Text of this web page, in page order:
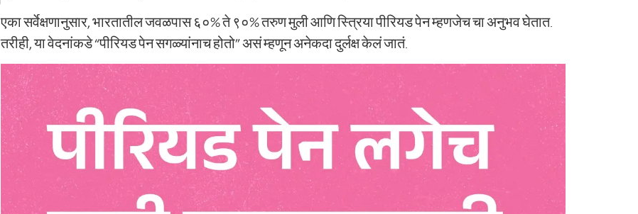
एका सर्वेक्षणानुसार, भारतातील जवळपास ६०% ते ९०% तरुण मुली आणि स्त्रिया पीरियड पेन म्हणजेच चा अनुभव घेतात.
तरीही, या वेदनांकडे “पीरियड पेन सगळ्यांनाच होतो” असं म्हणून अनेकदा दुर्लक्ष केलं जातं.